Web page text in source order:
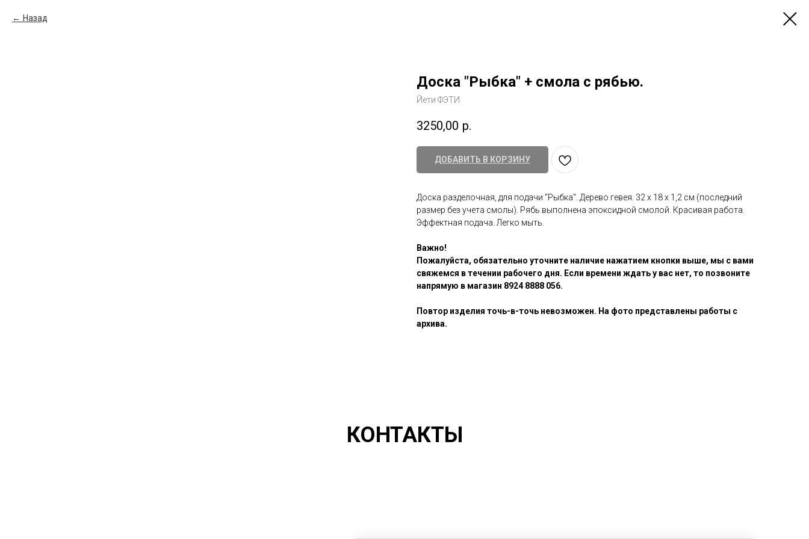
Назад
Доска "Рыбка" + смола с рябью.
Йети ФЭТИ
3250,00 р.
ДОБАВИТЬ В КОРЗИНУ
Доска разделочная, для подачи "Рыбка". Дерево гевея. 32 х 18 х 1,2 см (последний
размер без учета смолы). Рябь выполнена эпоксидной смолой. Красивая работа.
Эффектная подача. Легко мыть.
Важно!
Пожалуйста, обязательно уточните наличие нажатием кнопки выше, мы с вами
свяжемся в течении рабочего дня. Если времени ждать у вас нет, то позвоните
напрямую в магазин 8924 8888 056.
Повтор изделия точь-в-точь невозможен. На фото представлены работы с
архива.
КОНТАКТЫ